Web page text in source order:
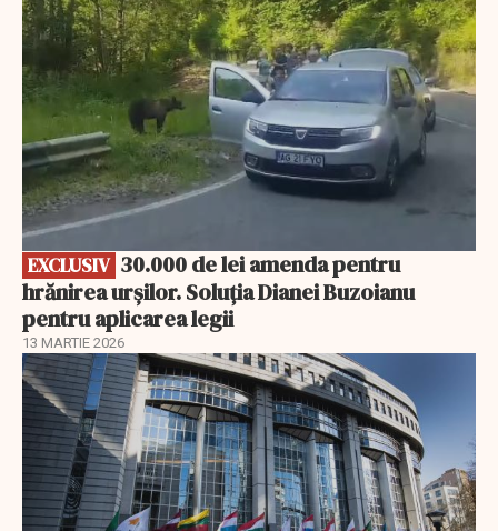
EXCLUSIV
hrănirea urșilor. Soluția Dianei Buzoianu
pentru aplicarea legii
13 MARTIE 2026